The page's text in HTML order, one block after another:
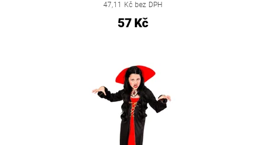
47,11 Kč bez DPH
57 Kč